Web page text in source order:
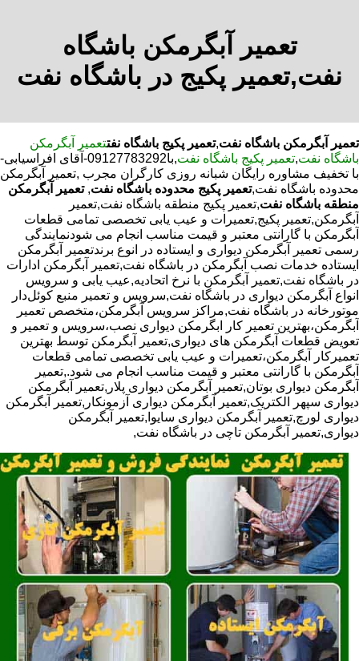
تعمیر آبگرمکن باشگاه
نفت,تعمیر پکیج در باشگاه نفت
تعمیر آبگرمکن باشگاه نفت,تعمیر پکیج باشگاه نفتتعمیر آبگرمکن
باشگاه نفت,تعمیر پکیج باشگاه نفت,با
09127783292-آقای افراسیابی-
با تخفیف مشاوره رایگان شبانه روزی کارگران مجرب ,تعمیر آبگرمکن
محدوده باشگاه نفت,تعمیر پکیج محدوده باشگاه نفت, تعمیر آبگرمکن
منطقه باشگاه نفت,تعمیر پکیج منطقه باشگاه نفت,تعمیر
آبگرمکن,تعمیر پکیج,تعمیرات و عیب یابی تخصصی تمامی قطعات
آبگرمکن با گارانتی معتبر و قیمت مناسب انجام می شودنمایندگی
رسمی تعمیر آبگرمکن دیواری و ایستاده در انوع برندتعمیر آبگرمکن
ایستاده خدمات نصب آبگرمکن در باشگاه نفت,تعمیر آبگرمکن ادارات
در باشگاه نفت,تعمیر آبگرمکن با نرخ اتحادیه,عیب یابی و سرویس
انواع آبگرمکن دیواری در باشگاه نفت,سرویس و تعمیر منبع کوئل‌دار
موتورخانه در باشگاه نفت,مراکز سرویس آبگرمکن،متخصص تعمیر
آبگرمکن،بهترین تعمیر کار ابگرمکن دیواری نصب،سرویس و تعمیر و
تعویض قطعات آبگرمکن های دیواری,تعمیر آبگرمکن توسط بهترین
تعمیرکار آبگرمکن،تعمیرات و عیب یابی تخصصی تمامی قطعات
آبگرمکن با گارانتی معتبر و قیمت مناسب انجام می شود.,تعمیر
آبگرمکن دیواری بوتان,تعمیر آبگرمکن دیواری پلار,تعمیر آبگرمکن
دیواری سپهر الکتریک,تعمیر آبگرمکن دیواری آزمونکار,تعمیر آبگرمکن
دیواری لورچ,تعمیر آبگرمکن دیواری سایوا,تعمیر آبگرمکن
دیواری,تعمیر آبگرمکن تاچی در باشگاه نفت,